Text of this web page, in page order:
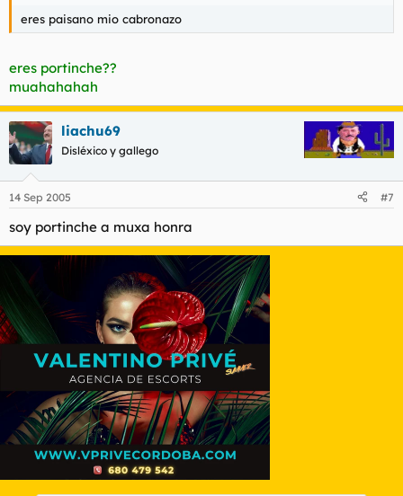
eres paisano mio cabronazo
eres portinche??
muahahahah
liachu69
Disléxico y gallego
14 Sep 2005 #7
soy portinche a muxa honra